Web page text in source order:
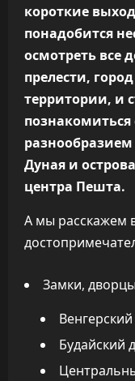
короткие
понадобится
осмотреть все
прелести,
территории, и
познакомиться
разнообразием
Дуная и
центра Пешта.
А мы расскажем
Замки,
Будайский